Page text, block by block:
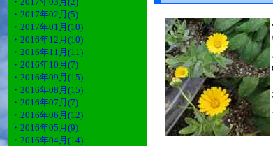
・2017年02月(5)
・2017年01月(10)
・2016年12月(10)
・2016年11月(11)
・2016年10月(7)
・2016年09月(15)
・2016年08月(15)
・2016年07月(7)
・2016年06月(12)
・2016年05月(9)
・2016年04月(14)